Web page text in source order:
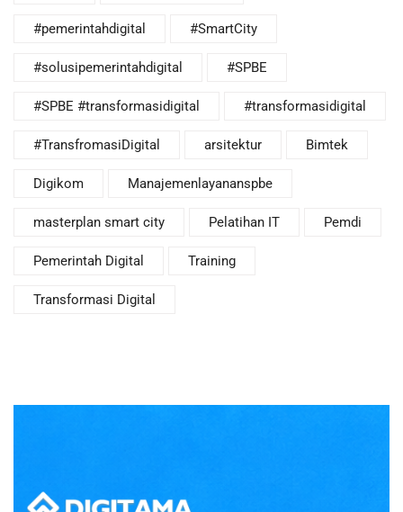
#pemerintahdigital #SmartCity
#solusipemerintahdigital #SPBE
#SPBE #transformasidigital #transformasidigital
#TransfromasiDigital arsitektur Bimtek
Digikom Manajemenlayananspbe
masterplan smart city Pelatihan IT Pemdi
Pemerintah Digital Training
Transformasi Digital